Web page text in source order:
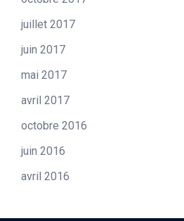
juillet 2017
juin 2017
mai 2017
avril 2017
octobre 2016
juin 2016
avril 2016